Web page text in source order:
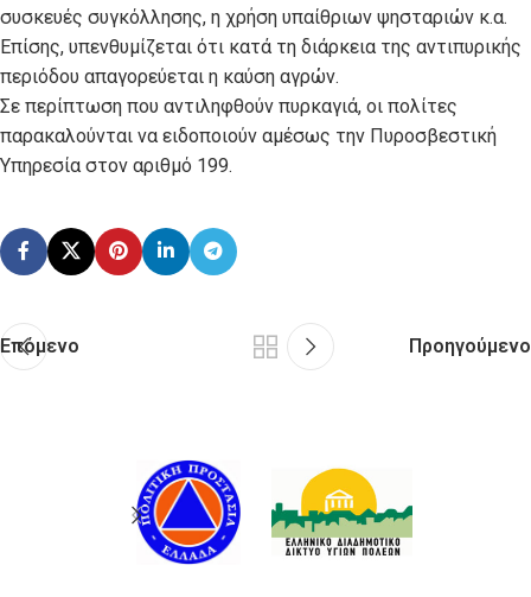
συσκευές συγκόλλησης, η χρήση υπαίθριων ψησταριών κ.α.
Επίσης, υπενθυμίζεται ότι κατά τη διάρκεια της αντιπυρικής
περιόδου απαγορεύεται η καύση αγρών.
Σε περίπτωση που αντιληφθούν πυρκαγιά, οι πολίτες
παρακαλούνται να ειδοποιούν αμέσως την Πυροσβεστική
Υπηρεσία στον αριθμό 199.
Επόμενο Προηγούμενο